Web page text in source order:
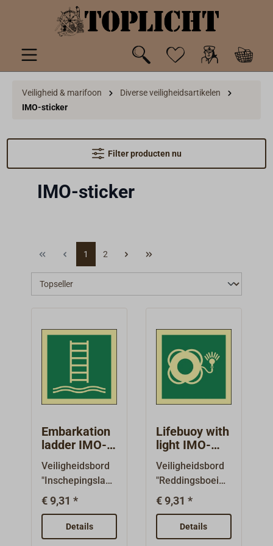
hoofdinhoud
Veiligheid & marifoon
Diverse veiligheidsartikelen
IMO-sticker
Filter producten nu
IMO-sticker
1 2
Embarkation
ladder IMO-
sticker
Veiligheidsbord
"Inschepingsladd
er"
overeenkomstig
SOLAS, IMO
A.1116(30) en
€ 9,31 *
Details
Lifebuoy with
light IMO-
sticker
Veiligheidsbord
"Reddingsboei
met licht"
overeenkomstig
SOLAS, IMO
A.1116(30) en
€ 9,31 *
Details